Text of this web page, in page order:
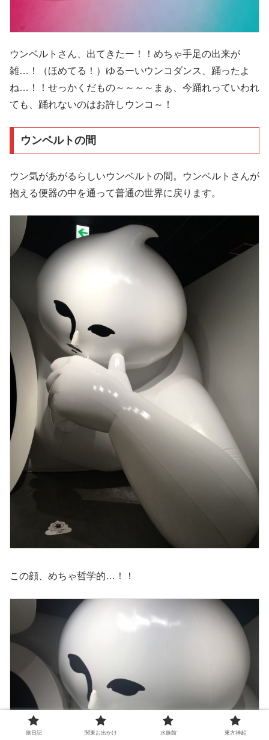
ウンベルトさん、出てきたー！！めちゃ手足の出来が
雑…！（ほめてる！）ゆるーいウンコダンス、踊ったよ
ね…！！せっかくだもの～～～～まぁ、今踊れっていわれ
ても、踊れないのはお許しウンコ～！
ウンベルトの間
ウン気があがるらしいウンベルトの間。ウンベルトさんが
抱える便器の中を通って普通の世界に戻ります。
この顔、めちゃ哲学的…！！
旅日記 関東お出かけ 水族館 東方神起